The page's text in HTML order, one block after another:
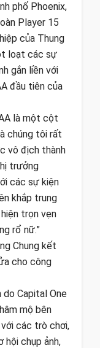
phố Phoenix,
Player 15
của Thung
loạt các sự
gắn liền với
đầu tiên của
là một cột
chúng tôi rất
vô địch thành
trưởng
các sự kiện
khắp trung
trọn vẹn
rổ nữ.”
Chung kết
cho công
do Capital One
mộ bên
các trò chơi,
hội chụp ảnh,